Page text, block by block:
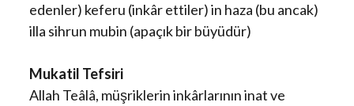
edenler) keferu (inkâr ettiler) in haza (bu ancak)
illa sihrun mubin (apaçık bir büyüdür)
Mukatil Tefsiri
Allah Teâlâ, müşriklerin inkârlarının inat ve